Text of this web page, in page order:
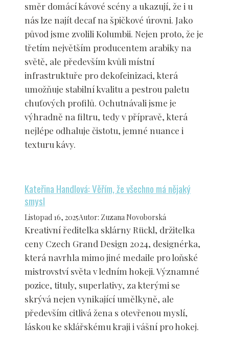
směr domácí kávové scény a ukazují, že i u
nás lze najít decaf na špičkové úrovni. Jako
původ jsme zvolili Kolumbii. Nejen proto, že je
třetím největším producentem arabiky na
světě, ale především kvůli místní
infrastruktuře pro dekofeinizaci, která
umožňuje stabilní kvalitu a pestrou paletu
chuťových profilů. Ochutnávali jsme je
výhradně na filtru, tedy v přípravě, která
nejlépe odhaluje čistotu, jemné nuance i
texturu kávy.
Kateřina Handlová: Věřím, že všechno má nějaký
smysl
Listopad 16, 2025Autor: Zuzana Novoborská
Kreativní ředitelka sklárny Rückl, držitelka
ceny Czech Grand Design 2024, designérka,
která navrhla mimo jiné medaile pro loňské
mistrovství světa v ledním hokeji. Významné
pozice, tituly, superlativy, za kterými se
skrývá nejen vynikající umělkyně, ale
především citlivá žena s otevřenou myslí,
láskou ke sklářskému kraji i vášní pro hokej.